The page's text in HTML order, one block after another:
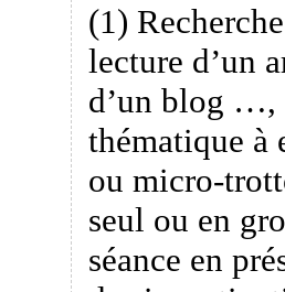
(1)
lecture d’un
d’un blog …,
thématique à
ou micro-
seul ou en
séance en